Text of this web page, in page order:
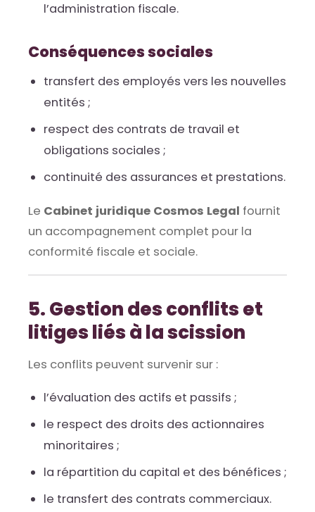
l’administration fiscale.
Conséquences sociales
transfert des employés vers les nouvelles
entités ;
respect des contrats de travail et
obligations sociales ;
continuité des assurances et prestations.
Le Cabinet juridique Cosmos Legal fournit
un accompagnement complet pour la
conformité fiscale et sociale.
5. Gestion des conflits et
litiges liés à la scission
Les conflits peuvent survenir sur :
l’évaluation des actifs et passifs ;
le respect des droits des actionnaires
minoritaires ;
la répartition du capital et des bénéfices ;
le transfert des contrats commerciaux.